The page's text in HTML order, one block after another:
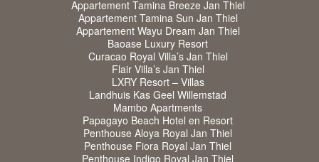
Appartement Tamina Breeze Jan Thiel
Appartement Tamina Sun Jan Thiel
Appartement Wayu Dream Jan Thiel
Baoase Luxury Resort
Curacao Royal Villa’s Jan Thiel
Flair Villa’s Jan Thiel
LXRY Resort – Villas
Landhuis Kas Geel Willemstad
Mambo Apartments
Papagayo Beach Hotel en Resort
Penthouse Aloya Royal Jan Thiel
Penthouse Fiora Royal Jan Thiel
Penthouse Indigo Royal Jan Thiel